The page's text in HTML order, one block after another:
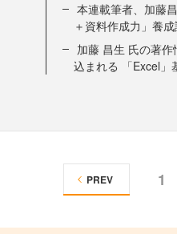
本連載筆者、加藤
＋資料作成力」養
加藤 昌生 氏の著
込まれる 「Excel」
1
PREV